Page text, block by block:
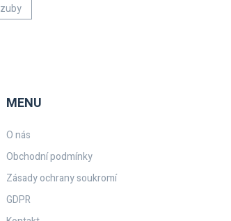
zuby
MENU
O nás
Obchodní podmínky
Zásady ochrany soukromí
GDPR